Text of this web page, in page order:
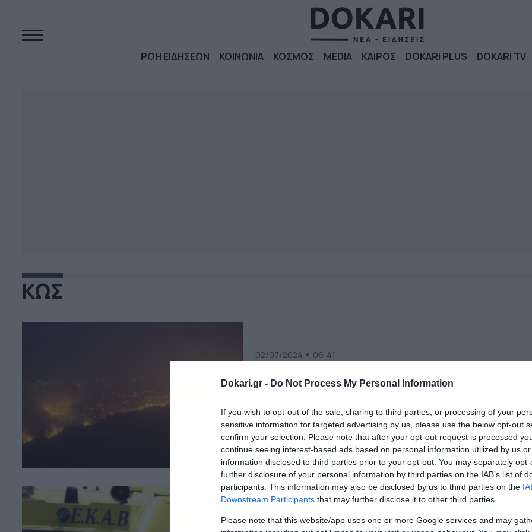
Dokari.gr - Do Not Process My Personal Information
If you wish to opt-out of the sale, sharing to third parties, or processing of your
sensitive information for targeted advertising by us, please use the below opt-out
confirm your selection. Please note that after your opt-out request is processed
continue seeing interest-based ads based on personal information utilized by us
information disclosed to third parties prior to your opt-out. You may separately
further disclosure of your personal information by third parties on the IAB’s list of
participants. This information may also be disclosed by us to third parties on the
Downstream Participants that may further disclose it to other third parties.
Please note that this website/app uses one or more Google services and may
ΡΟΗ ΕΙΔΗΣΕΩΝ ΚΟΙΝΩΝΙΑ ΚΟΣΜΟΣ MEDIA ΚΑΙΡΟΣ DOKARI PLUS DOKARI TV
ΚΩΣ
02/07/2024 06:41
Φωτιά τώρα: Εφιαλτική νύχτα στην
εκκενώθηκαν ξενοδοχεία (vid)
Φωτιά τώρα: Εφιαλτικές ώρες κατά τη διάρκεια της νύχτας για
τους κατοίκους και τους επισκέπτες της Αντιμάχειας στην Κω,
καθώς η πυρκαγιά απείλησε σπίτια και ξενοδοχεία, ενώ στην
Καρδάμαινα προκάλεσε καταστροφές στον ΧΥΤΑ. Οι δυνάμεις
της πυροσβεστικής ενισχύονται συνεχώς, καθώς η φωτιά καίει
από το πρωί της Δευτέρας. Στη μάχη της κατάσβεσης
συμμετέχουν 102 πυροσβέστες με […]
06/06/2023 07:49